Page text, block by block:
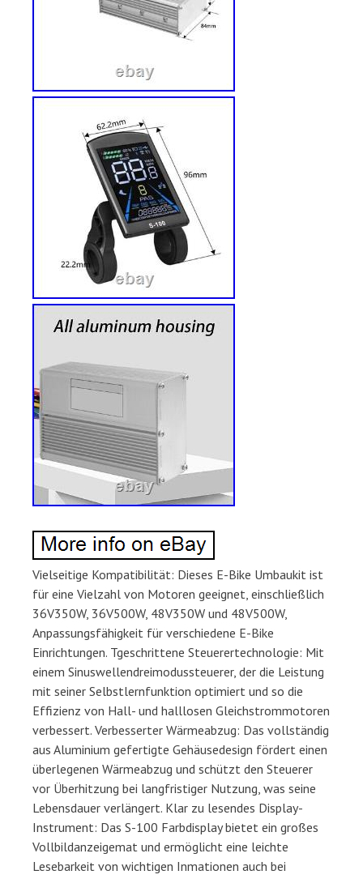
Vielseitige Kompatibilität: Dieses E-Bike Umbaukit ist
für eine Vielzahl von Motoren geeignet, einschließlich
36V350W, 36V500W, 48V350W und 48V500W,
Anpassungsfähigkeit für verschiedene E-Bike
Einrichtungen. Tgeschrittene Steuerertechnologie: Mit
einem Sinuswellendreimodussteuerer, der die Leistung
mit seiner Selbstlernfunktion optimiert und so die
Effizienz von Hall- und halllosen Gleichstrommotoren
verbessert. Verbesserter Wärmeabzug: Das vollständig
aus Aluminium gefertigte Gehäusedesign fördert einen
überlegenen Wärmeabzug und schützt den Steuerer
vor Überhitzung bei langfristiger Nutzung, was seine
Lebensdauer verlängert. Klar zu lesendes Display-
Instrument: Das S-100 Farbdisplay bietet ein großes
Vollbildanzeigemat und ermöglicht eine leichte
Lesebarkeit von wichtigen Inmationen auch bei